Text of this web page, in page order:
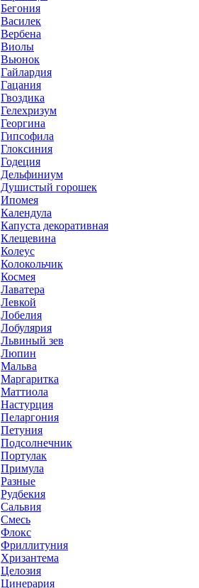
Бегония
Василек
Вербена
Виолы
Вьюнок
Гайлардия
Гацания
Гвоздика
Гелехризум
Георгина
Гипсофила
Глоксиния
Годеция
Дельфиниум
Душистый горошек
Ипомея
Календула
Капуста декоративная
Клещевина
Колеус
Колокольчик
Космея
Лаватера
Левкой
Лобелия
Лобулярия
Львиный зев
Люпин
Мальва
Маргаритка
Маттиола
Настурция
Пеларгония
Петуния
Подсолнечник
Портулак
Примула
Разные
Рудбекия
Сальвия
Смесь
Флокс
Фриллитуния
Хризантема
Целозия
Цинерария